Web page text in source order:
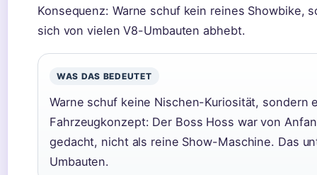
Konsequenz: Warne schuf kein reines Showbike,
sich von vielen V8-Umbauten abhebt.
WAS DAS BEDEUTET
Warne schuf keine Nischen-Kuriosität, sondern
Fahrzeugkonzept: Der Boss Hoss war von
gedacht, nicht als reine Show-Maschine. Das
Umbauten.